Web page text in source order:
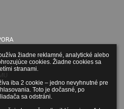
žiadne reklamné, analytické alebo
cookies. Žiadne cookies sa
stranami.
iba 2 cookie – jedno nevyhnutné pre
Toto je dočasné, po
sa odstráni.